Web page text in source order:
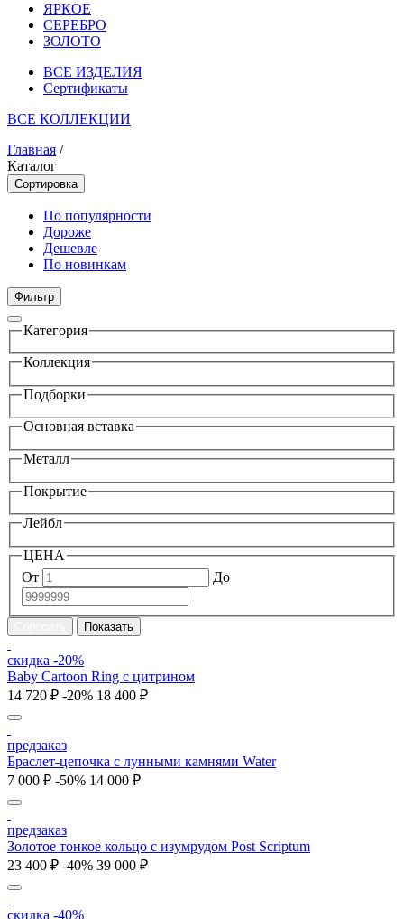
ЯРКОЕ
СЕРЕБРО
ЗОЛОТО
ВСЕ ИЗДЕЛИЯ
Сертификаты
ВСЕ КОЛЛЕКЦИИ
Главная /
Каталог
Сортировка
По популярности
Дороже
Дешевле
По новинкам
Фильтр
Категория
Коллекция
Подборки
Основная вставка
Металл
Покрытие
Лейбл
ЦЕНА
От
До
скидка -20%
Baby Cartoon Ring с цитрином
14 720 ₽ -20% 18 400 ₽
предзаказ
Браслет-цепочка с лунными камнями Water
7 000 ₽ -50% 14 000 ₽
предзаказ
Золотое тонкое кольцо с изумрудом Post Scriptum
23 400 ₽ -40% 39 000 ₽
скидка -40%